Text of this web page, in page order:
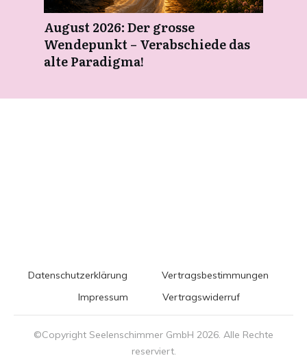
August 2026: Der grosse
Wendepunkt – Verabschiede das
alte Paradigma!
Datenschutzerklärung
Vertragsbestimmungen
Impressum
Vertragswiderruf
©Copyright Seelenschimmer GmbH 2026. Alle Rechte
reserviert.